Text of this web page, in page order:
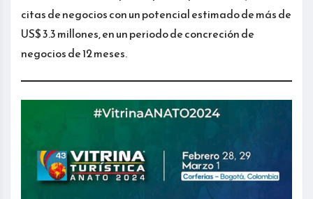
citas de negocios con un potencial estimado de más de
US$ 3.3 millones, en un periodo de concreción de
negocios de 12 meses.